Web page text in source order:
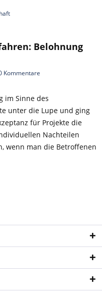
Belohnung
Kommentare
im Sinne des
unter die Lupe und ging
für Projekte die
Nachteilen
wenn man die Betroffenen